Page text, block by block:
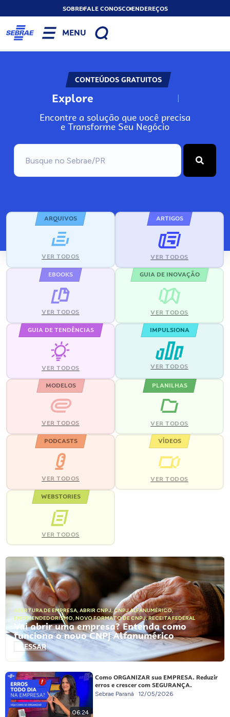
SOBREFALE CONOSCOENDEREÇOS
MENU
CONTEÚDOS GRATUITOS
Explore N
Encontre a solução que você precisa
e Transforme Seu Negócio
ARQUIVOS
VER TODOS
ARTIGOS
VER TODOS
EBOOKS
VER TODOS
GUIA DE INOVAÇÃO
VER TODOS
GUIA DE TENDÊNCIAS
VER TODOS
IMPULSIONA
VER TODOS
MODELOS
VER TODOS
PLANILHAS
VER TODOS
PODCASTS
VER TODOS
VÍDEOS
VER TODOS
WEBSTORIES
VER TODOS
ABERTURA DE EMPRESA, ABRIR CNPJ,CNPJ ALFANUMÉRICO,
EMPREENDEDORISMO, NOVO FORMATO DE CNPJ,RECEITA FEDERAL
Vai abrir uma empresa? Entenda como
funciona o novo CNPJ Alfanumérico
ACESSAR
06:24
Como ORGANIZAR sua EMPRESA. Reduzir
erros e crescer com SEGURANÇA.
Sebrae Paraná 12/05/2026